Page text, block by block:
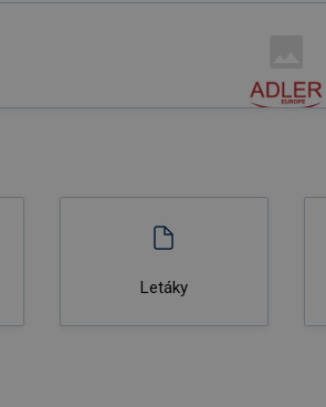
Letáky